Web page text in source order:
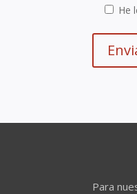
He
Para